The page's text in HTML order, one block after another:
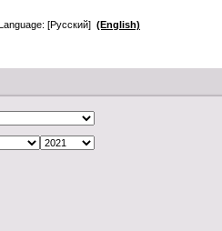
Language: [Русский] (English)